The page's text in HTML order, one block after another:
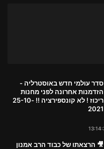
סדר עולמי חדש באוסטרליה -
הזדמנות אחרונה לפני מחנות
ריכוז ! לא קונספירציה !! 25-10-
2021
🎥 הרצאתו של כבוד הרב אמנון